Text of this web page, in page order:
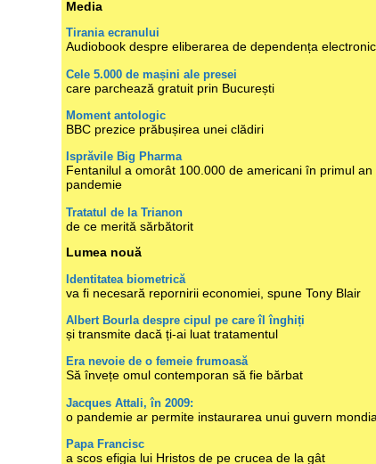
Media
Tirania ecranului
Audiobook despre eliberarea de dependența
Cele 5.000 de mașini ale presei
care parchează gratuit prin București
Moment antologic
BBC prezice prăbușirea unei clădiri
Isprăvile Big Pharma
Fentanilul a omorât 100.000 de americani în primul an
pandemie
Tratatul de la Trianon
de ce merită sărbătorit
Lumea nouă
Identitatea biometrică
va fi necesară repornirii economiei, spune Tony Blair
Albert Bourla despre cipul pe care îl înghiți
și transmite dacă ți-ai luat tratamentul
Era nevoie de o femeie frumoasă
Să învețe omul contemporan să fie bărbat
Jacques Attali, în 2009:
o pandemie ar permite instaurarea unui guvern
Papa Francisc
a scos efigia lui Hristos de pe crucea de la gât